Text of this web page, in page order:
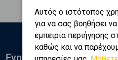
Αυτός ο ιστότοπος
για να σας βοηθήσει
εμπειρία περιήγησης
καθώς και να
Ενημερωθείτε